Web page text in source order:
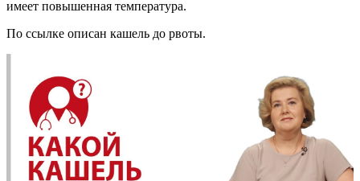
имеет повышенная температура.
По ссылке описан кашель до рвоты.